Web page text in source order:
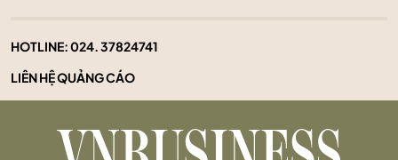
HOTLINE:024. 37824741
LIÊN HỆ QUẢNG CÁO